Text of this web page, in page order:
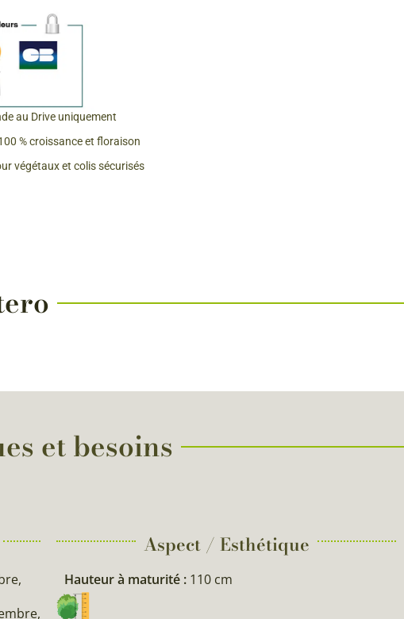
& Graines Spéciales Fraîcheur
de fleurs de A à Z
du Potager
au Drive uniquement
% croissance et floraison
végétaux et colis sécurisés
et besoins
Aspect / Esthétique
Hauteur à maturité : 110 cm